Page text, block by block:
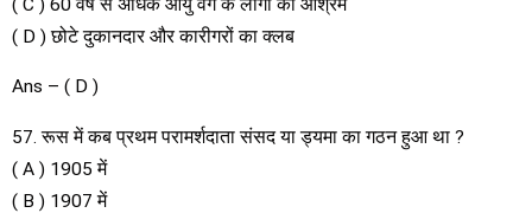
( D ) छोटे दुकानदार और कारीगरों का क्लब
Ans – ( D )
57. रूस में कब प्रथम परामर्शदाता संसद या ड्यमा का गठन हुआ था ?
( A ) 1905 में
( B ) 1907 में